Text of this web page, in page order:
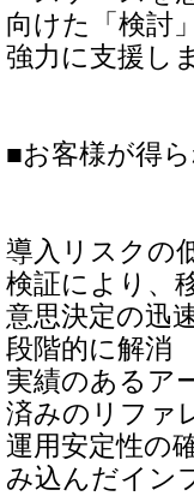
向けた「検討
強力に支援し
■お客様が得
導入リスクの
検証により、
意思決定の迅
段階的に解消
実績のあるア
済みのリファ
運用安定性の
み込んだイン